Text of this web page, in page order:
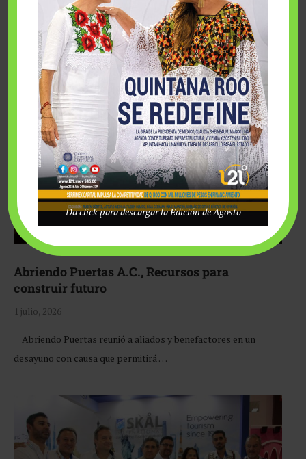
Fairmont Mayakoba y Make-A-Wish México unieron
esfuerzos para hacer realidad el deseo de una …
Abriendo Puertas A.C., Recursos para
construir futuro
1 julio, 2026
Abriendo Puertas reunió a aliados y benefactores en un
desayuno con causa que permitirá …
Da click para descargar la Edición de Agosto